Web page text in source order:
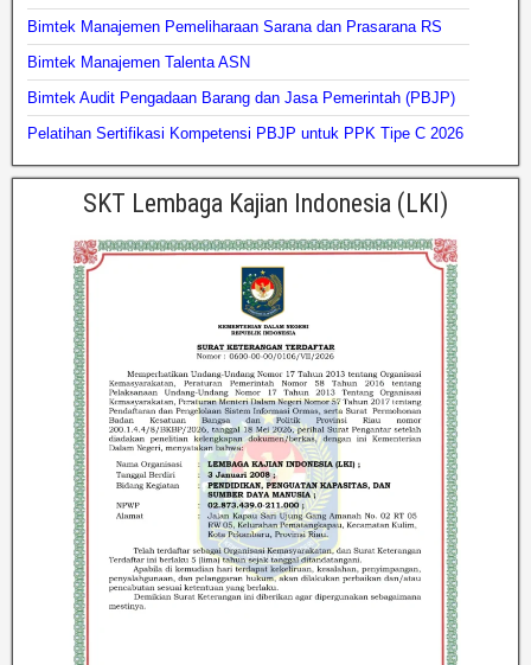
Bimtek Manajemen Pemeliharaan Sarana dan Prasarana RS
Bimtek Manajemen Talenta ASN
Bimtek Audit Pengadaan Barang dan Jasa Pemerintah (PBJP)
Pelatihan Sertifikasi Kompetensi PBJP untuk PPK Tipe C 2026
SKT Lembaga Kajian Indonesia (LKI)